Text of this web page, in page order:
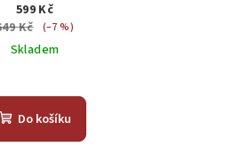
599 Kč
Kč
(–7 %)
Skladem
Do košíku